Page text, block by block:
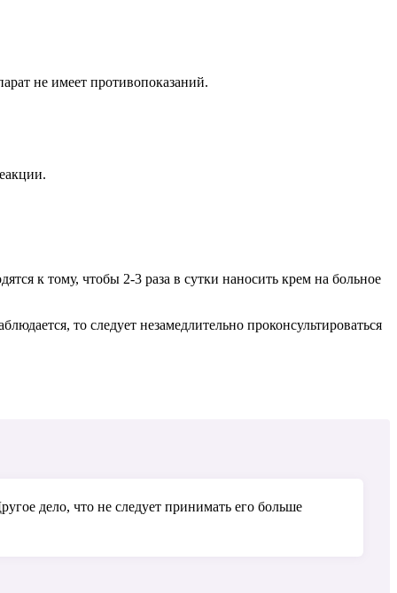
не имеет противопоказаний.
к тому, чтобы 2-3 раза в сутки наносить крем на больное
то следует незамедлительно проконсультироваться
дело, что не следует принимать его больше